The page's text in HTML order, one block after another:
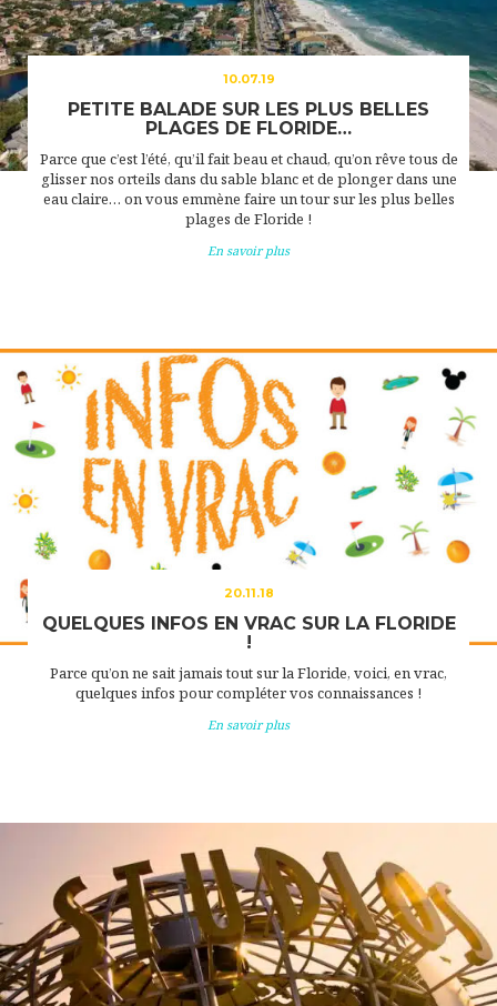
10.07.19
PETITE BALADE SUR LES PLUS BELLES
PLAGES DE FLORIDE…
Parce que c’est l’été, qu’il fait beau et chaud, qu’on rêve tous de
glisser nos orteils dans du sable blanc et de plonger dans une
eau claire… on vous emmène faire un tour sur les plus belles
plages de Floride !
En savoir plus
20.11.18
QUELQUES INFOS EN VRAC SUR LA FLORIDE
!
Parce qu’on ne sait jamais tout sur la Floride, voici, en vrac,
quelques infos pour compléter vos connaissances !
En savoir plus